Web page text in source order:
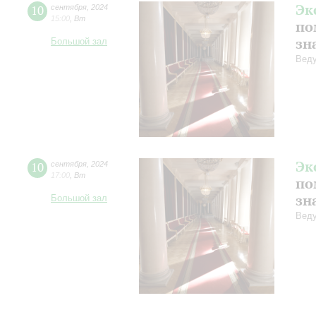
10 сентября 2024
15:00 Вт
Большой зал
10 сентября 2024
17:00 Вт
Большой зал